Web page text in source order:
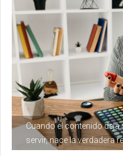
Cuando el contenido deja
servir, nace la verdadera